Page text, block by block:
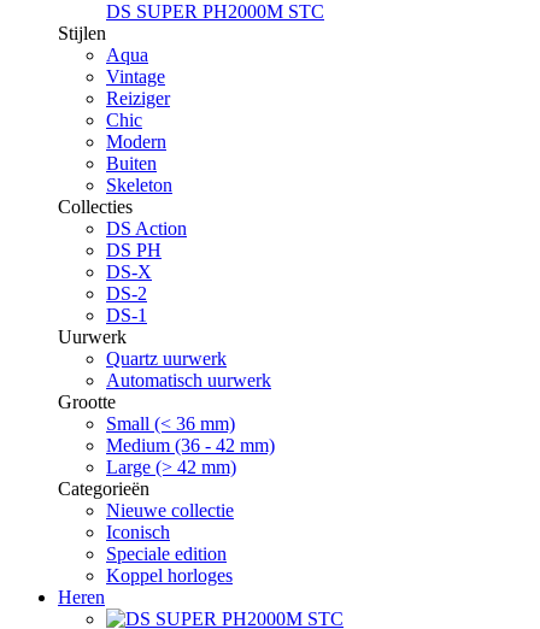
DS SUPER PH2000M STC
Stijlen
Aqua
Vintage
Reiziger
Chic
Modern
Buiten
Skeleton
Collecties
DS Action
DS PH
DS-X
DS-2
DS-1
Uurwerk
Quartz uurwerk
Automatisch uurwerk
Grootte
Small (< 36 mm)
Medium (36 - 42 mm)
Large (> 42 mm)
Categorieën
Nieuwe collectie
Iconisch
Speciale edition
Koppel horloges
Heren